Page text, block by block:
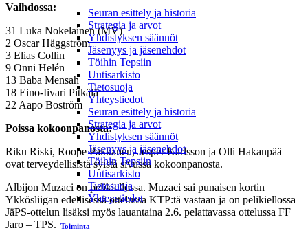
Seuran esittely ja historia
Strategia ja arvot
Yhdistyksen säännöt
Jäsenyys ja jäsenehdot
Töihin Tepsiin
Uutisarkisto
Tietosuoja
Yhteystiedot
Seuran esittely ja historia
Strategia ja arvot
Yhdistyksen säännöt
Jäsenyys ja jäsenehdot
Töihin Tepsiin
Uutisarkisto
Tietosuoja
Yhteystiedot
Toiminta
Vaihdossa:
31 Luka Nokelainen (MV)
2 Oscar Häggström
3 Elias Collin
9 Onni Helén
13 Baba Mensah
18 Eino-Iivari Pitkälä
22 Aapo Boström
Poissa kokoonpanosta:
Riku Riski, Roope Pakkanen, Jesper Karlsson ja Olli Hakanpää
ovat terveydellisistä syistä sivussa kokoonpanosta.
Albijon Muzaci on pelikiellossa. Muzaci sai punaisen kortin
Ykkösliigan edellisessä ottelussa KTP:tä vastaan ja on pelikiellossa
JäPS-ottelun lisäksi myös lauantaina 2.6. pelattavassa ottelussa FF
Jaro – TPS.